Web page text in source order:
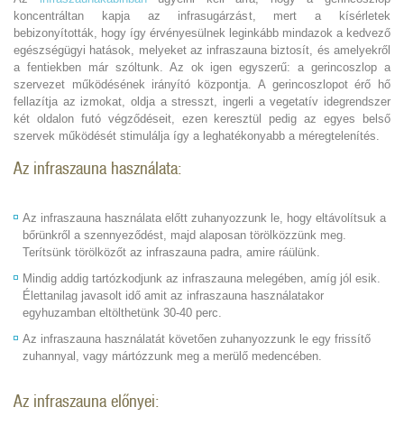
koncentráltan kapja az infrasugárzást, mert a kísérletek
bebizonyították, hogy így érvényesülnek leginkább mindazok a kedvező
egészségügyi hatások, melyeket az infraszauna biztosít, és amelyekről
a fentiekben már szóltunk. Az ok igen egyszerű: a gerincoszlop a
szervezet működésének irányító központja. A gerincoszlopot érő hő
fellazítja az izmokat, oldja a stresszt, ingerli a vegetatív idegrendszer
két oldalon futó végződéseit, ezen keresztül pedig az egyes belső
szervek működését stimulálja így a leghatékonyabb a méregtelenítés.
Az infraszauna használata:
Az infraszauna használata előtt zuhanyozzunk le, hogy eltávolítsuk a
bőrünkről a szennyeződést, majd alaposan törölközzünk meg.
Terítsünk törölközőt az infraszauna padra, amire ráülünk.
Mindig addig tartózkodjunk az infraszauna melegében, amíg jól esik.
Élettanilag javasolt idő amit az infraszauna használatakor
egyhuzamban eltölthetünk 30-40 perc.
Az infraszauna használatát követően zuhanyozzunk le egy frissítő
zuhannyal, vagy mártózzunk meg a merülő medencében.
Az infraszauna előnyei: